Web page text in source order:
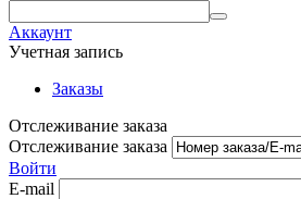
Аккаунт
Учетная запись
Заказы
Отслеживание заказа
Отслеживание заказа
Войти
E-mail